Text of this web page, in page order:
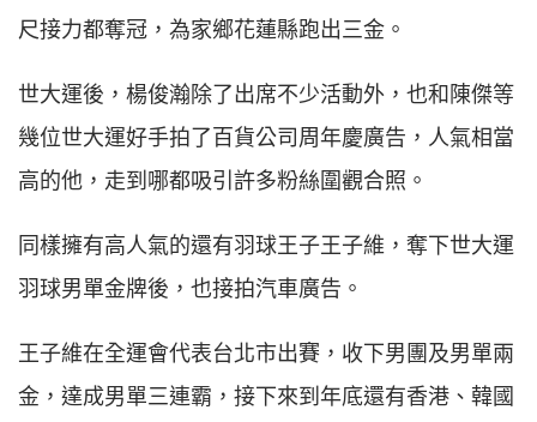
尺接力都奪冠，為家鄉花蓮縣跑出三金。
世大運後，楊俊瀚除了出席不少活動外，也和陳傑等
幾位世大運好手拍了百貨公司周年慶廣告，人氣相當
高的他，走到哪都吸引許多粉絲圍觀合照。
同樣擁有高人氣的還有羽球王子王子維，奪下世大運
羽球男單金牌後，也接拍汽車廣告。
王子維在全運會代表台北市出賽，收下男團及男單兩
金，達成男單三連霸，接下來到年底還有香港、韓國